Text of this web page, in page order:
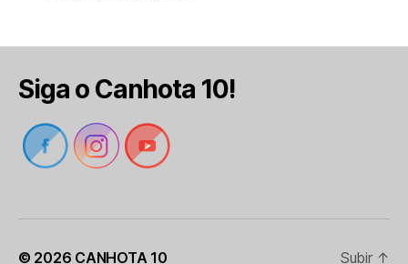
Siga o Canhota 10!
© 2026 CANHOTA 10 Subir ↑